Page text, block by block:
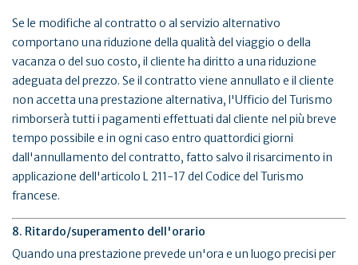
Se le modifiche al contratto o al servizio alternativo
comportano una riduzione della qualità del viaggio o della
vacanza o del suo costo, il cliente ha diritto a una riduzione
adeguata del prezzo. Se il contratto viene annullato e il cliente
non accetta una prestazione alternativa, l'Ufficio del Turismo
rimborserà tutti i pagamenti effettuati dal cliente nel più breve
tempo possibile e in ogni caso entro quattordici giorni
dall'annullamento del contratto, fatto salvo il risarcimento in
applicazione dell'articolo L 211-17 del Codice del Turismo
francese.
8. Ritardo/superamento dell'orario
Quando una prestazione prevede un'ora e un luogo precisi per